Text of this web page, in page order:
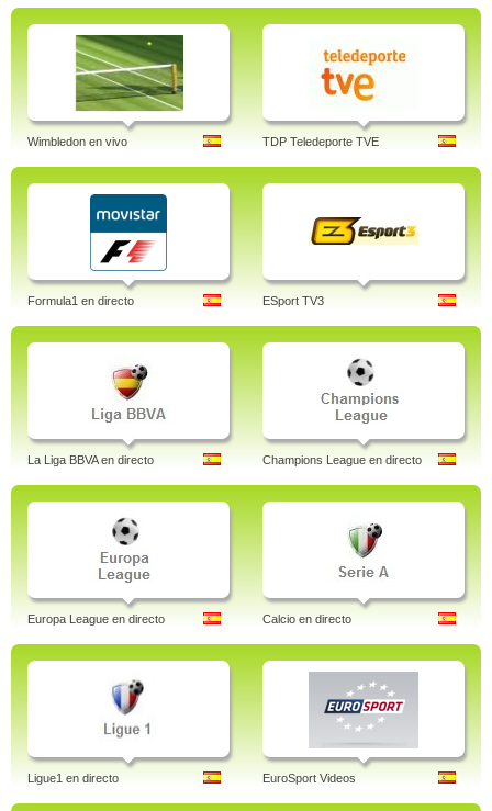
Wimbledon en vivo TDP Teledeporte TVE
Formula1 en directo ESport TV3
La Liga BBVA en directo Champions League en directo
Europa League en directo Calcio en directo
Ligue1 en directo EuroSport Videos